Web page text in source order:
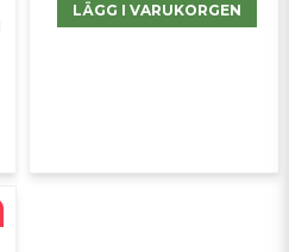
LÄGG I VARUKORGEN